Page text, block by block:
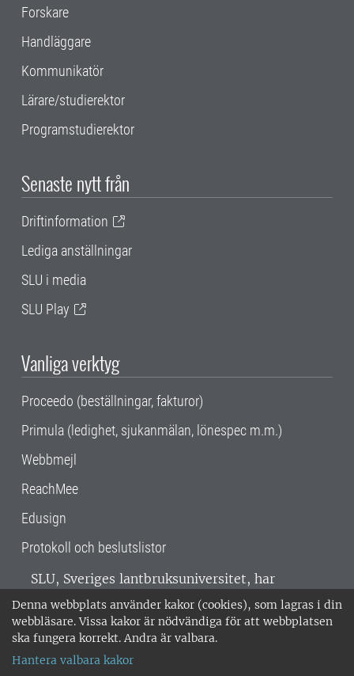
Denna webbplats använder kakor (cookies), som lagras i din
webbläsare. Vissa kakor är nödvändiga för att webbplatsen
ska fungera korrekt. Andra är valbara.
Hantera valbara kakor
Forskare
Handläggare
Kommunikatör
Lärare/studierektor
Programstudierektor
Senaste nytt från
Driftinformation
Lediga anställningar
SLU i media
SLU Play
Vanliga verktyg
Proceedo (beställningar, fakturor)
Primula (ledighet, sjukanmälan, lönespec m.m.)
Webbmejl
ReachMee
Edusign
Protokoll och beslutslistor
SLU, Sveriges lantbruksuniversitet, har
verksamhet över hela Sverige. Huvudorter är
Alnarp, Uppsala och Umeå.SLU är
miljöcertifierat enligt ISO 14001. •
018-67 10 00 • Org nr: 202100-2817 •